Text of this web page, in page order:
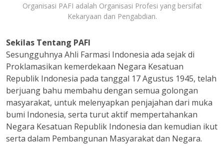
Organisasi PAFI adalah Organisasi Profesi yang bersifat
Kekaryaan dan Pengabdian.
Sekilas Tentang PAFI
Sesungguhnya Ahli Farmasi Indonesia ada sejak di
Proklamasikan kemerdekaan Negara Kesatuan
Republik Indonesia pada tanggal 17 Agustus 1945, telah
berjuang bahu membahu dengan semua golongan
masyarakat, untuk melenyapkan penjajahan dari muka
bumi Indonesia, serta turut aktif mempertahankan
Negara Kesatuan Republik Indonesia dan kemudian ikut
serta dalam Pembangunan Masyarakat dan Negara.